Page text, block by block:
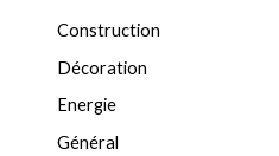
Construction
Décoration
Energie
Général